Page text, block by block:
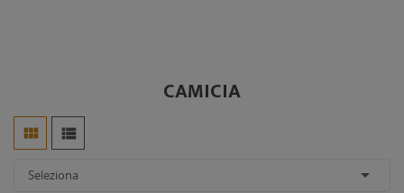
CAMICIA
 
Seleziona 